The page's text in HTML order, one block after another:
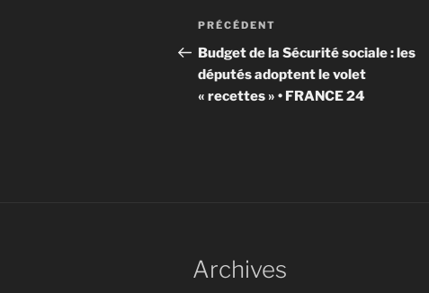
Navigation
de
l’article
Article
précédent
PRÉCÉDENT
Budget de la Sécurité sociale : les
députés adoptent le volet
« recettes » • FRANCE 24
Archives